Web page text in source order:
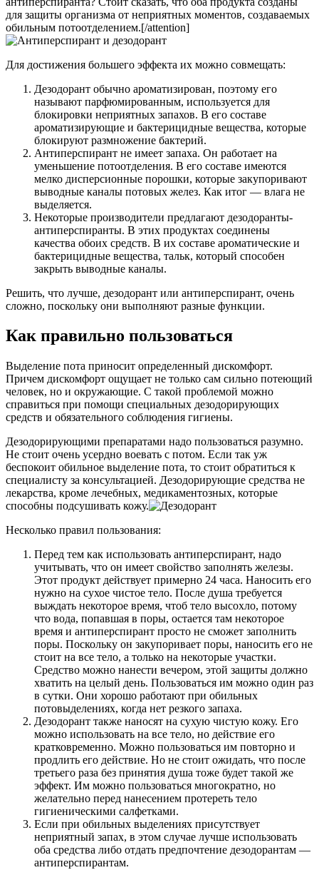
для защиты организма от неприятных моментов, создаваемых
обильным потоотделением.[/attention]
Для достижения большего эффекта их можно совмещать:
Дезодорант обычно ароматизирован, поэтому его
называют парфюмированным, используется для
блокировки неприятных запахов. В его составе
ароматизирующие и бактерицидные вещества, которые
блокируют размножение бактерий.
Антиперспирант не имеет запаха. Он работает на
уменьшение потоотделения. В его составе имеются
мелко дисперсионные порошки, которые закупоривают
выводные каналы потовых желез. Как итог — влага не
выделяется.
Некоторые производители предлагают дезодоранты-
антиперспиранты. В этих продуктах соединены
качества обоих средств. В их составе ароматические и
бактерицидные вещества, тальк, который способен
закрыть выводные каналы.
Решить, что лучше, дезодорант или антиперспирант, очень
сложно, поскольку они выполняют разные функции.
Как правильно пользоваться
Выделение пота приносит определенный дискомфорт.
Причем дискомфорт ощущает не только сам сильно потеющий
человек, но и окружающие. С такой проблемой можно
справиться при помощи специальных дезодорирующих
средств и обязательного соблюдения гигиены.
Дезодорирующими препаратами надо пользоваться разумно.
Не стоит очень усердно воевать с потом. Если так уж
беспокоит обильное выделение пота, то стоит обратиться к
специалисту за консультацией. Дезодорирующие средства не
лекарства, кроме лечебных, медикаментозных, которые
способны подсушивать кожу.
Несколько правил пользования:
Перед тем как использовать антиперспирант, надо
учитывать, что он имеет свойство заполнять железы.
Этот продукт действует примерно 24 часа. Наносить его
нужно на сухое чистое тело. После душа требуется
выждать некоторое время, чтоб тело высохло, потому
что вода, попавшая в поры, остается там некоторое
время и антиперспирант просто не сможет заполнить
поры. Поскольку он закупоривает поры, наносить его не
стоит на все тело, а только на некоторые участки.
Средство можно нанести вечером, этой защиты должно
хватить на целый день. Пользоваться им можно один раз
в сутки. Они хорошо работают при обильных
потовыделениях, когда нет резкого запаха.
Дезодорант также наносят на сухую чистую кожу. Его
можно использовать на все тело, но действие его
кратковременно. Можно пользоваться им повторно и
продлить его действие. Но не стоит ожидать, что после
третьего раза без принятия душа тоже будет такой же
эффект. Им можно пользоваться многократно, но
желательно перед нанесением протереть тело
гигиеническими салфетками.
Если при обильных выделениях присутствует
неприятный запах, в этом случае лучше использовать
оба средства либо отдать предпочтение дезодорантам —
антиперспирантам.